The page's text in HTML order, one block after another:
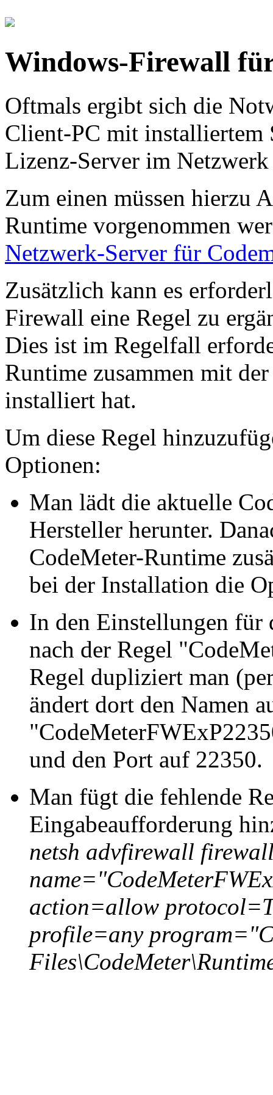
Windows-Firewall
Oftmals ergibt sich die
Client-PC mit
Lizenz-Server im
Zum einen müssen hierzu
Runtime vorgenommen
Netzwerk-Server für
Zusätzlich kann es
Firewall eine Regel zu
Dies ist im Regelfall
Runtime zusammen mit
installiert hat.
Um diese Regel
Optionen:
Man lädt die aktuelle
Hersteller herunter.
CodeMeter-Runtime
bei der Installation die
In den Einstellungen für
nach der Regel
Regel dupliziert man
ändert dort den Namen
und den Port auf 22350.
Man fügt die fehlende
Eingabeaufforderung
netsh advfirewall
action=allow
profile=any